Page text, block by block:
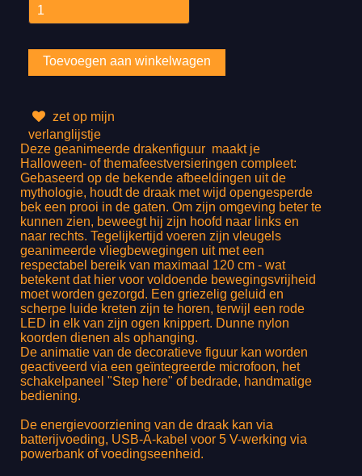
zet op mijn
verlanglijstje
Deze geanimeerde drakenfiguur maakt je
Halloween- of themafeestversieringen compleet:
Gebaseerd op de bekende afbeeldingen uit de
mythologie, houdt de draak met wijd opengesperde
bek een prooi in de gaten. Om zijn omgeving beter te
kunnen zien, beweegt hij zijn hoofd naar links en
naar rechts. Tegelijkertijd voeren zijn vleugels
geanimeerde vliegbewegingen uit met een
respectabel bereik van maximaal 120 cm - wat
betekent dat hier voor voldoende bewegingsvrijheid
moet worden gezorgd. Een griezelig geluid en
scherpe luide kreten zijn te horen, terwijl een rode
LED in elk van zijn ogen knippert. Dunne nylon
koorden dienen als ophanging.
De animatie van de decoratieve figuur kan worden
geactiveerd via een geïntegreerde microfoon, het
schakelpaneel "Step here" of bedrade, handmatige
bediening.
De energievoorziening van de draak kan via
batterijvoeding, USB-A-kabel voor 5 V-werking via
powerbank of voedingseenheid.